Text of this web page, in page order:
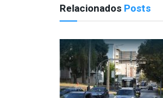
Relacionados Posts